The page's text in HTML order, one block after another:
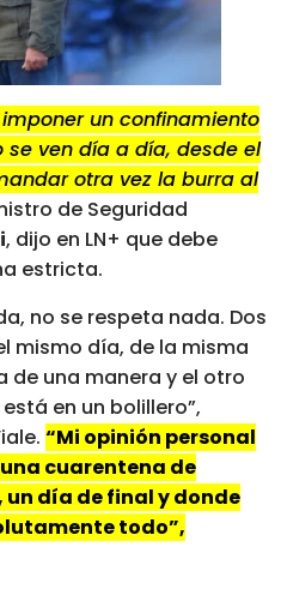
un confinamiento
ven día a día, desde el
otra vez la burra al
de Seguridad
, dijo en LN+ que debe
estricta.
no se respeta nada. Dos
mismo día, de la misma
de una manera y el otro
en un bolillero”,
“Mi opinión personal
cuarentena de
día de final y donde
todo”,